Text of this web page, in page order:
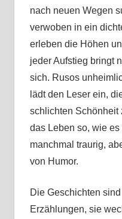
nach neuen Wegen
verwoben in ein
erleben die Höhen
jeder Aufstieg bringt
sich. Rusos
lädt den Leser ein,
schlichten Schönheit
das Leben so, wie
manchmal traurig,
von Humor.
Die Geschichten
Erzählungen, sie